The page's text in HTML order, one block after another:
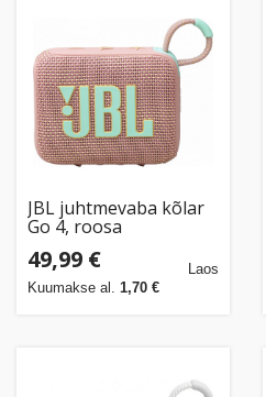
JBL juhtmevaba kõlar
Go 4, roosa
49,99 €
Kuumakse al. 1,70 €
Laos